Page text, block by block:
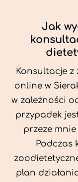
Jak
Konsultacje z
online w
w zależności
przypadek
przeze
Podczas
plan